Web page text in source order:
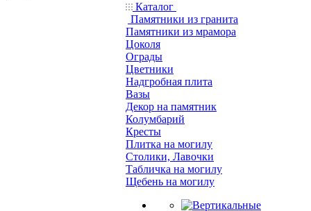
Каталог
Памятники из гранита
Памятники из мрамора
Цоколя
Ограды
Цветники
Надгробная плита
Вазы
Декор на памятник
Колумбарий
Кресты
Плитка на могилу
Столики, Лавочки
Табличка на могилу
Щебень на могилу